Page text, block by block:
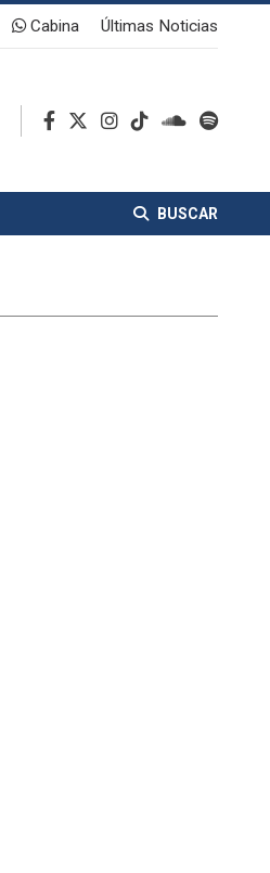
Cabina Últimas Noticias
BUSCAR